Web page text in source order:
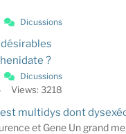
Dicussions
?
Dicussions
Views: 3218
multidys dont
et Gene Un grand